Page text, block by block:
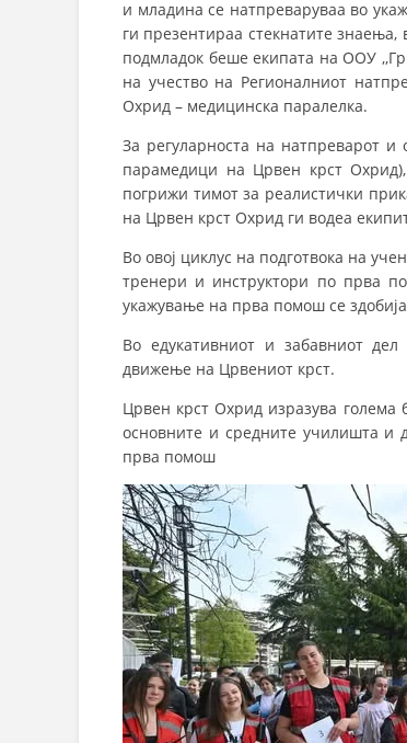
и младина се натпреваруваа во
ги презентираа стекнатите
подмладок беше екипата на ООУ
на учество на Регионалниот
Охрид – медицинска паралелка.
За регуларноста на натпреварот
парамедици на Црвен крст
погрижи тимот за реалистички
на Црвен крст Охрид ги водеа
Во овој циклус на подготвока на
тренери и инструктори по прва
укажување на прва помош се
Во едукативниот и забавниот
движење на Црвениот крст.
Црвен крст Охрид изразува голема
основните и средните училишта и
прва помош